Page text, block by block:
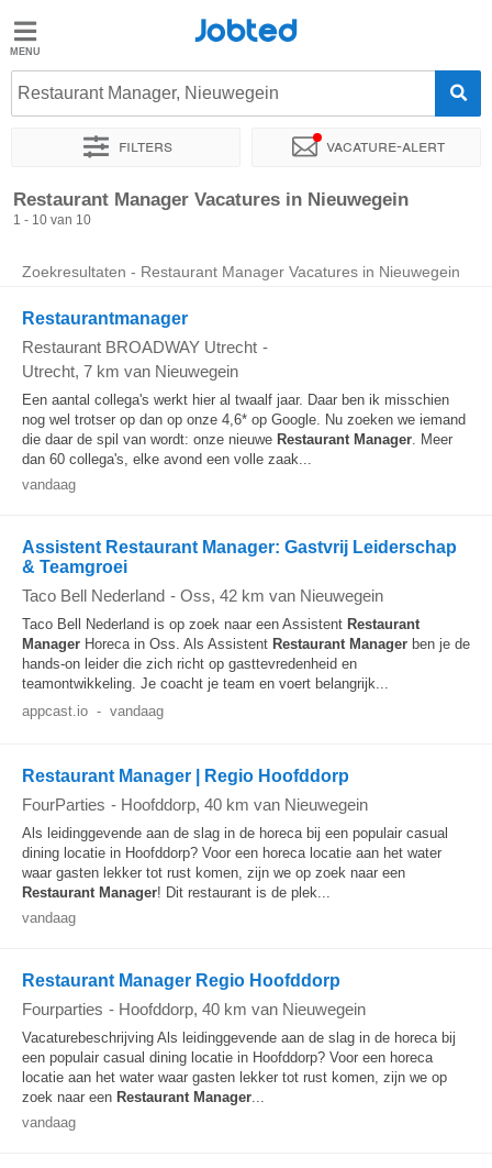
Jobted
Vacatures
Salarissen
Jobted
Restaurant Manager, Nieuwegein
Filters Vacature-alert
Sorteer op Exacte locatie
Restaurant Manager Vacatures in Nieuwegein
1 - 10 van 10
Zoekresultaten - Restaurant Manager Vacatures in Nieuwegein
Restaurantmanager
Restaurant BROADWAY Utrecht -
Utrecht, 7 km van Nieuwegein
Een aantal collega's werkt hier al twaalf jaar. Daar ben ik misschien
nog wel trotser op dan op onze 4,6* op Google. Nu zoeken we iemand
die daar de spil van wordt: onze nieuwe Restaurant Manager. Meer
dan 60 collega's, elke avond een volle zaak...
vandaag
Assistent Restaurant Manager: Gastvrij Leiderschap
& Teamgroei
Taco Bell Nederland - Oss, 42 km van Nieuwegein
Taco Bell Nederland is op zoek naar een Assistent Restaurant
Manager Horeca in Oss. Als Assistent Restaurant Manager ben je de
hands-on leider die zich richt op gasttevredenheid en
teamontwikkeling. Je coacht je team en voert belangrijk...
appcast.io - vandaag
Restaurant Manager | Regio Hoofddorp
FourParties - Hoofddorp, 40 km van Nieuwegein
Als leidinggevende aan de slag in de horeca bij een populair casual
dining locatie in Hoofddorp? Voor een horeca locatie aan het water
waar gasten lekker tot rust komen, zijn we op zoek naar een
Restaurant Manager! Dit restaurant is de plek...
vandaag
Restaurant Manager Regio Hoofddorp
Fourparties - Hoofddorp, 40 km van Nieuwegein
Vacaturebeschrijving Als leidinggevende aan de slag in de horeca bij
een populair casual dining locatie in Hoofddorp? Voor een horeca
locatie aan het water waar gasten lekker tot rust komen, zijn we op
zoek naar een Restaurant Manager...
vandaag